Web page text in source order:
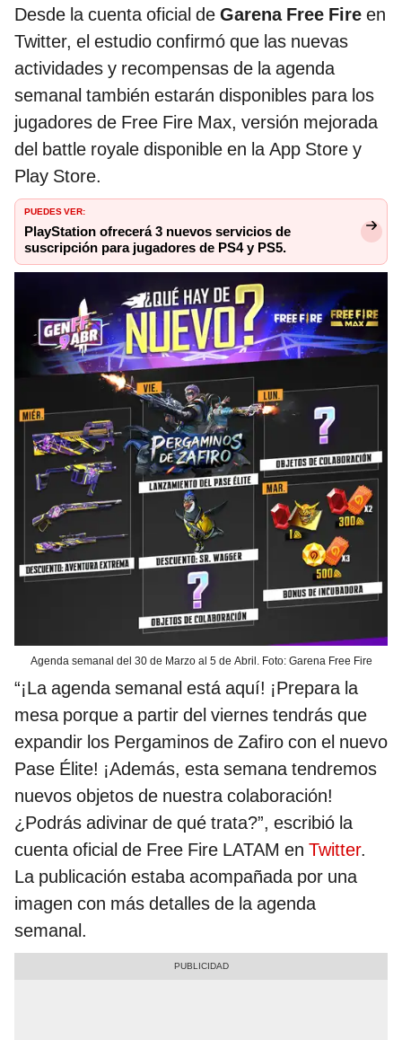
Desde la cuenta oficial de Garena Free Fire en
Twitter, el estudio confirmó que las nuevas
actividades y recompensas de la agenda
semanal también estarán disponibles para los
jugadores de Free Fire Max, versión mejorada
del battle royale disponible en la App Store y
Play Store.
PUEDES VER:
PlayStation ofrecerá 3 nuevos servicios de
suscripción para jugadores de PS4 y PS5.
Agenda semanal del 30 de Marzo al 5 de Abril. Foto: Garena Free Fire
“¡La agenda semanal está aquí! ¡Prepara la
mesa porque a partir del viernes tendrás que
expandir los Pergaminos de Zafiro con el nuevo
Pase Élite! ¡Además, esta semana tendremos
nuevos objetos de nuestra colaboración!
¿Podrás adivinar de qué trata?”, escribió la
cuenta oficial de Free Fire LATAM en Twitter.
La publicación estaba acompañada por una
imagen con más detalles de la agenda
semanal.